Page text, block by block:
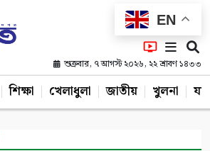
EN
শুক্রবার, ৭ আগস্ট ২০২৬, ২২ শ্রাবণ ১৪৩৩
শিক্ষা খেলাধুলা জাতীয় খুলনা